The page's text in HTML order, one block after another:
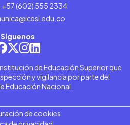
(602) 555 2334
Síguenos
de Educación Superior que
y vigilancia por parte del
Educación Nacional.
de cookies